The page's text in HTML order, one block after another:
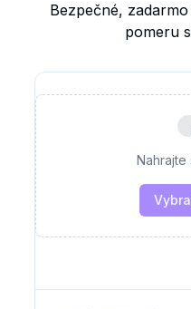
Bezpečné,
pomeru